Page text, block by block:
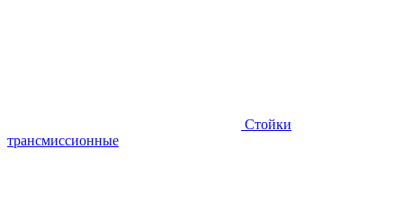
Стойки
трансмиссионные